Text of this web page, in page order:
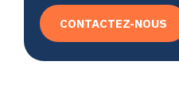
CONTACTEZ-NOUS